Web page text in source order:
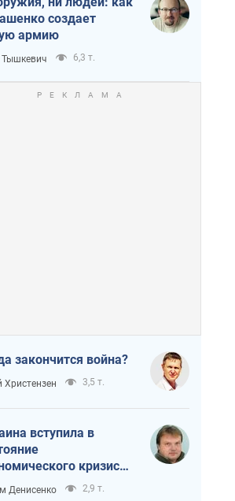
создает
армию
Тышкевич 6,3 т.
закончится война?
Христензен 3,5 т.
вступила в
кризиса.
ли свет в конце
Денисенко 2,9 т.